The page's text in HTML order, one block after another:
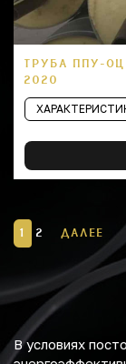
ТРУБА ППУ-
2020
1 2 ДАЛЕЕ
В условиях